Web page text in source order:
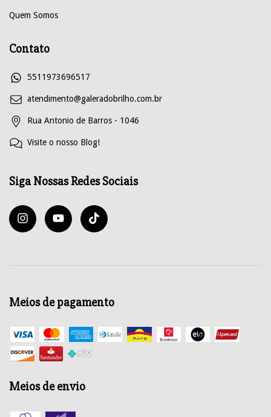
Quem Somos
Contato
5511973696517
atendimento@galeradobrilho.com.br
Rua Antonio de Barros - 1046
Visite o nosso Blog!
Siga Nossas Redes Sociais
Meios de pagamento
Meios de envio